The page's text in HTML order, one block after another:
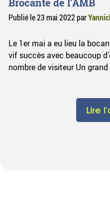
Publié le23 mai 2022par
Le 1er mai a eu lieu la
vif succès avec beaucoup
nombre de visiteur Un
Lire